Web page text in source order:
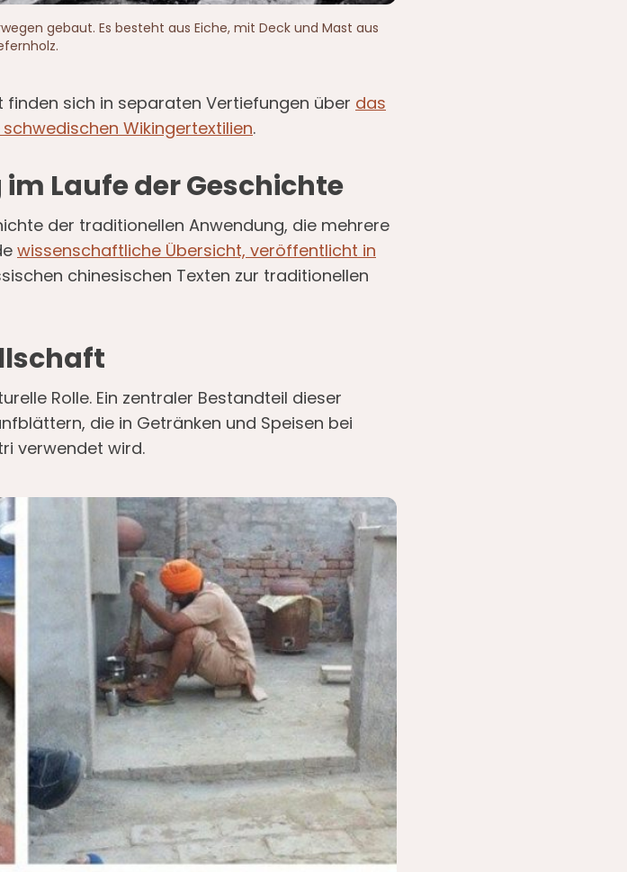
gebaut. Es besteht aus Eiche, mit Deck und Mast aus
sich in separaten Vertiefungen über das
schwedischen Wikingertextilien.
Laufe der Geschichte
der traditionellen Anwendung, die mehrere
wissenschaftliche Übersicht, veröffentlicht in
chinesischen Texten zur traditionellen
Rolle. Ein zentraler Bestandteil dieser
die in Getränken und Speisen bei
verwendet wird.